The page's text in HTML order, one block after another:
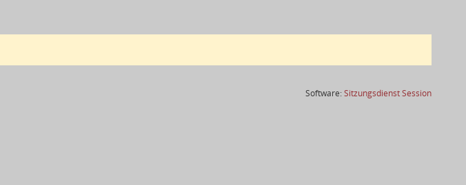
Software:SitzungsdienstSession(Wird in